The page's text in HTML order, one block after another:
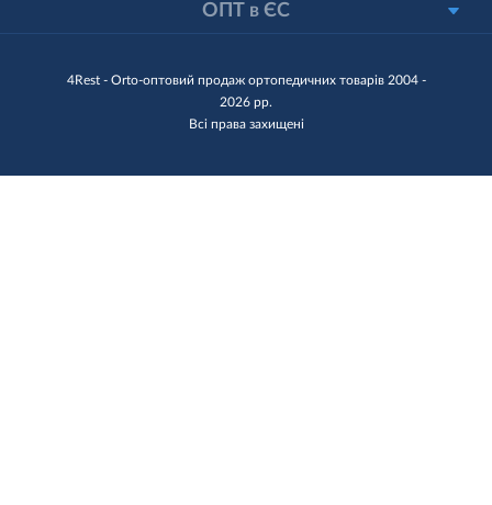
4Rest - Orto-оптовий продаж ортопедичних товарів 2004 -
2026 рр.
Всі права захищені
ОПТ в ЄС